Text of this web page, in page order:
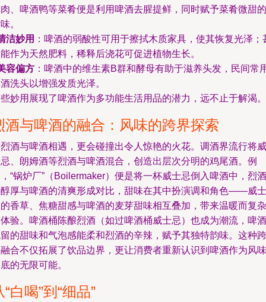
、啤酒鸭等菜肴便是利用啤酒去腥提鲜，同时赋予菜肴微甜的
。
洁妙用 ：啤酒的弱酸性可用于擦拭木质家具，使其恢复光泽；
作为天然肥料，稀释后浇花可促进植物生长。
容偏方 ：啤酒中的维生素B群和酵母有助于滋养头发，民间常
洗头以增强发质光泽。
妙用展现了啤酒作为多功能生活用品的潜力，远不止于解渴。
酒与啤酒的融合：风味的跨界探索
酒与啤酒相遇，更会碰撞出令人惊艳的火花。调酒界流行将威
、朗姆酒等烈酒与啤酒混合，创造出层次分明的鸡尾酒。例
“锅炉厂”（Boilermaker）便是将一杯威士忌倒入啤酒中，烈酒
厚与啤酒的清爽形成对比，甜味在其中扮演调和角色——威士
香草、焦糖甜感与啤酒的麦芽甜味相互叠加，带来温暖而复杂
验。啤酒桶陈酿烈酒（如过啤酒桶威士忌）也成为潮流，啤酒
的甜味和气泡感能柔和烈酒的辛辣，赋予其独特韵味。这种跨
合不仅拓展了饮品边界，更让消费者重新认识到啤酒作为风味
的无限可能。
“白喝”到“细品”